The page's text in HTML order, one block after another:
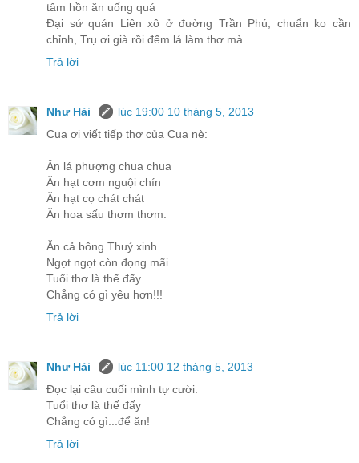
tâm hồn ăn uống quá
Đại sứ quán Liên xô ở đường Trần Phú, chuẩn ko cần
chỉnh, Trụ ơi già rồi đếm lá làm thơ mà
Trả lời
Như Hải
lúc 19:00 10 tháng 5, 2013
Cua ơi viết tiếp thơ của Cua nè:
Ăn lá phượng chua chua
Ăn hạt cơm nguội chín
Ăn hạt cọ chát chát
Ăn hoa sấu thơm thơm.
Ăn cả bông Thuý xinh
Ngọt ngọt còn đọng mãi
Tuổi thơ là thế đấy
Chẳng có gì yêu hơn!!!
Trả lời
Như Hải
lúc 11:00 12 tháng 5, 2013
Đọc lại câu cuối mình tự cười:
Tuổi thơ là thế đấy
Chẳng có gì...để ăn!
Trả lời